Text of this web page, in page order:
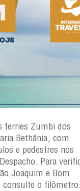
ferries Zumbi dos
Bethânia, com
e pedestres nos
Para
Joaquim e Bom
consulte o